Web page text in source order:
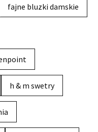
fajne bluzki damskie
h & m swetry